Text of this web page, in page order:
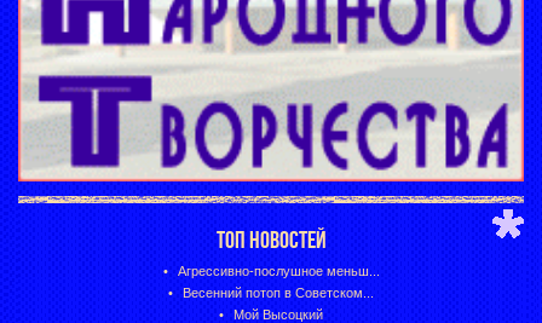
ТОП НОВОСТЕЙ
Агрессивно-послушное меньш...
Весенний потоп в Советском...
Мой Высоцкий